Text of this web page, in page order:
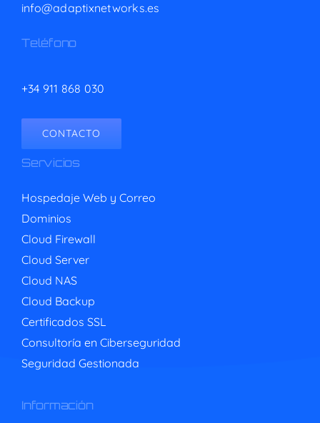
info@adaptixnetworks.es
Teléfono
+34 911 868 030
CONTACTO
Servicios
Hospedaje Web y Correo
Dominios
Cloud Firewall
Cloud Server
Cloud NAS
Cloud Backup
Certificados SSL
Consultoría en Ciberseguridad
Seguridad Gestionada
Información